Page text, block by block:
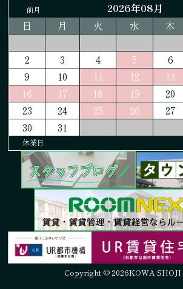
前月 2026年08月
日 月 火 水 木
2
3 4 5 6
9
10 11 12 13
16
17 18 19 20
23
24 25 26 27
30
31
休業日
Copyright © 2026KOWA SHOJI